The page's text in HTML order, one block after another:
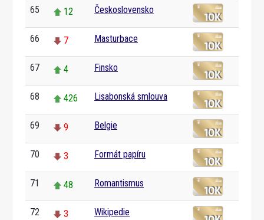
65 12 Československo
66 7 Masturbace
67 4 Finsko
68 426 Lisabonská smlouva
69 9 Belgie
70 3 Formát papíru
71 48 Romantismus
72 3 Wikipedie